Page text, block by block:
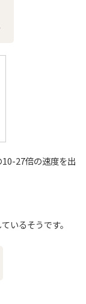
27倍の速度を出
いるそうです。